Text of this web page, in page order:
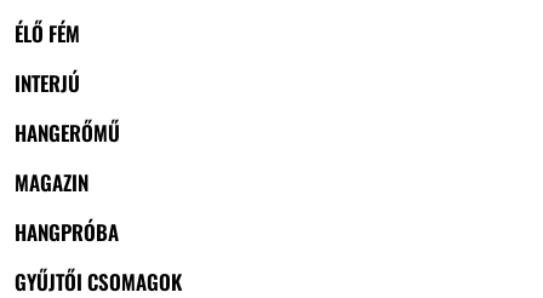
ÉLŐ FÉM
INTERJÚ
HANGERŐMŰ
MAGAZIN
HANGPRÓBA
GYŰJTŐI CSOMAGOK